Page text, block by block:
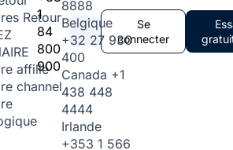
Retour
affilié
channel
1
84
800
900
8888
Belgique
+32 27 930
400
Canada +1
438 448
4444
Irlande
+353 1 566
Se
connecter